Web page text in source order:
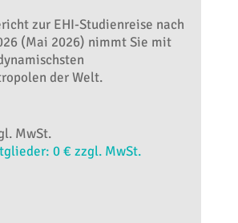
zur EHI-Studienreise nach
(Mai 2026) nimmt Sie mit
der Welt.
MwSt.
0 € zzgl. MwSt.